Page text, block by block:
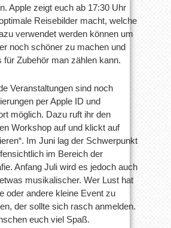
Apple zeigt euch ab 17:30 Uhr
Reisebilder macht, welche
verwendet werden können um
noch schöner zu machen und
für Zubehör man zählen kann.
Veranstaltungen sind noch
per Apple ID und
möglich. Dazu ruft ihr den
Workshop auf und klickt auf
Im Juni lag der Schwerpunkt
im Bereich der
Anfang Juli wird es jedoch auch
musikalischer. Wer Lust hat
oder andere kleine Event zu
der sollte sich rasch anmelden.
euch viel Spaß.